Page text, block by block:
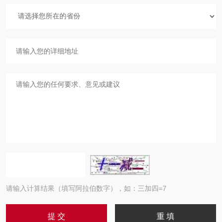
请输入计算结果（填写阿拉伯数字），如：三加四=7